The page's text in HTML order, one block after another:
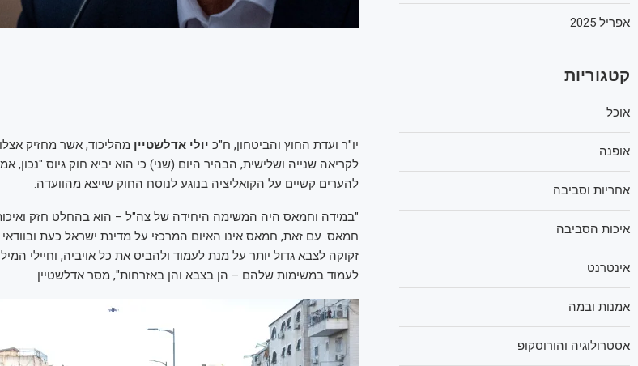
יו"ר ועדת החוץ והביטחון, ח"כיולי אדלשטיין מהליכוד, אשר מחזיק
לקריאה שנייה ושלישית, הבהיר היום (שני) כי הוא יביא חוק גיוס "נכון,
להערים קשיים על הקואליציה בנוגע לנוסח החוק שייצא מהוועדה.
"במידה וחמאס היה המשימה היחידה של צה"ל – הוא בהחלט חזק
חמאס. עם זאת, חמאס אינו האיום המרכזי על מדינת ישראל כעת ובוודאי
זקוקה לצבא גדול יותר על מנת לעמוד ולהביס את כל אויביה, וחיילי
לעמוד במשימות שלהם – הן בצבא והן באזרחות", מסר אדלשטיין.
אפריל 2025
קטגוריות
אוכל
אופנה
אחריות וסביבה
איכות הסביבה
אינטרנט
אמנות ובמה
אסטרולוגיה והורוסקופ